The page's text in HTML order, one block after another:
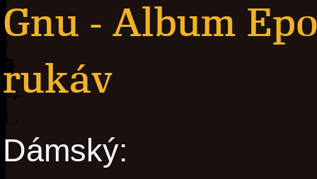
Gnu - Album
rukáv
Dámský: